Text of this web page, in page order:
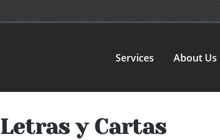
Services About Us
Letras y Cartas